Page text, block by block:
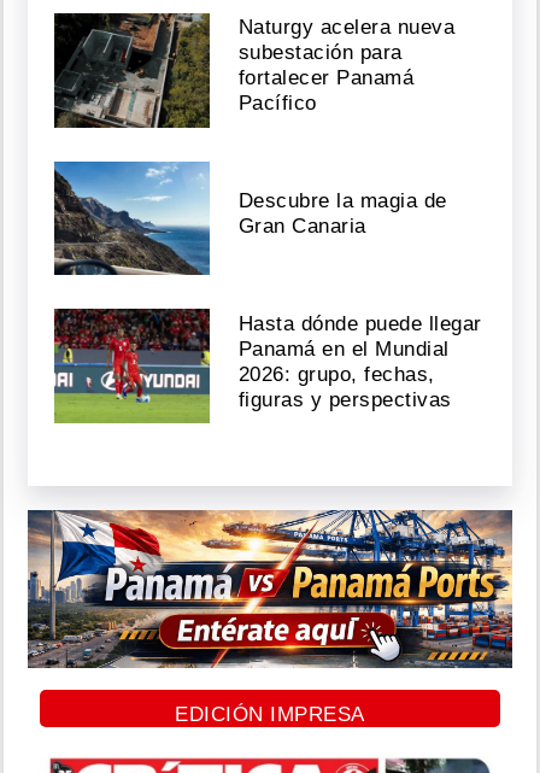
Naturgy acelera nueva
subestación para
fortalecer Panamá
Pacífico
Descubre la magia de
Gran Canaria
Hasta dónde puede llegar
Panamá en el Mundial
2026: grupo, fechas,
figuras y perspectivas
EDICIÓN IMPRESA